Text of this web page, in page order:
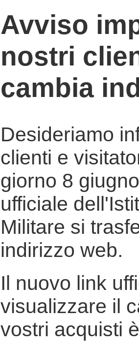
Avviso
nostri
cambia
Desideriamo
clienti e
giorno 8
ufficiale
Militare si
indirizzo web.
Il nuovo link
visualizzare il
vostri acquisti